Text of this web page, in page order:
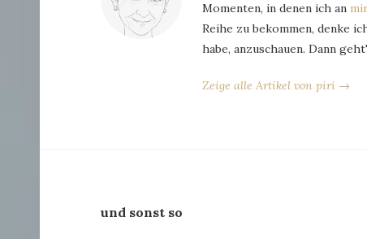
Momenten, in denen ich an
Reihe zu bekommen, denke
habe, anzuschauen. Dann
Zeige alle Artikel von piri →
und sonst so